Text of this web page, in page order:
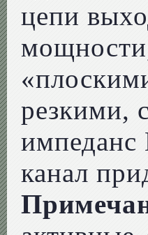
цепи
резкими,
импеданс
канал